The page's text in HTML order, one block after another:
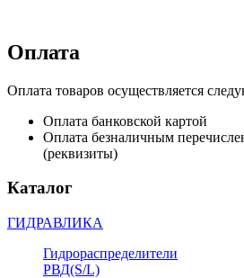
Оплата
Оплата товаров осуществляется
Оплата банковской картой
Оплата безналичным
(реквизиты)
Каталог
ГИДРАВЛИКА
Гидрораспределители
РВД(S/L)